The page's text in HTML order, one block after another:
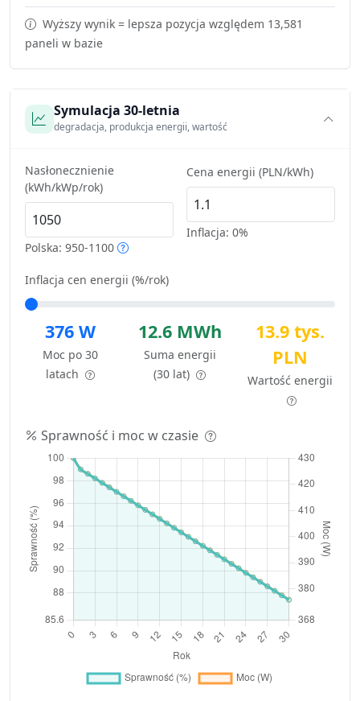
Wyższy wynik = lepsza pozycja względem 13,581
paneli w bazie
Symulacja 30-letnia
degradacja, produkcja energii, wartość
Nasłonecznienie
(kWh/kWp/rok)
Polska: 950-1100
Cena energii (PLN/kWh)
Inflacja: 0%
Inflacja cen energii (%/rok)
376 W
Moc po 30
latach
12.6 MWh
Suma energii
(30 lat)
13.9 tys.
PLN
Wartość energii
Sprawność i moc w czasie